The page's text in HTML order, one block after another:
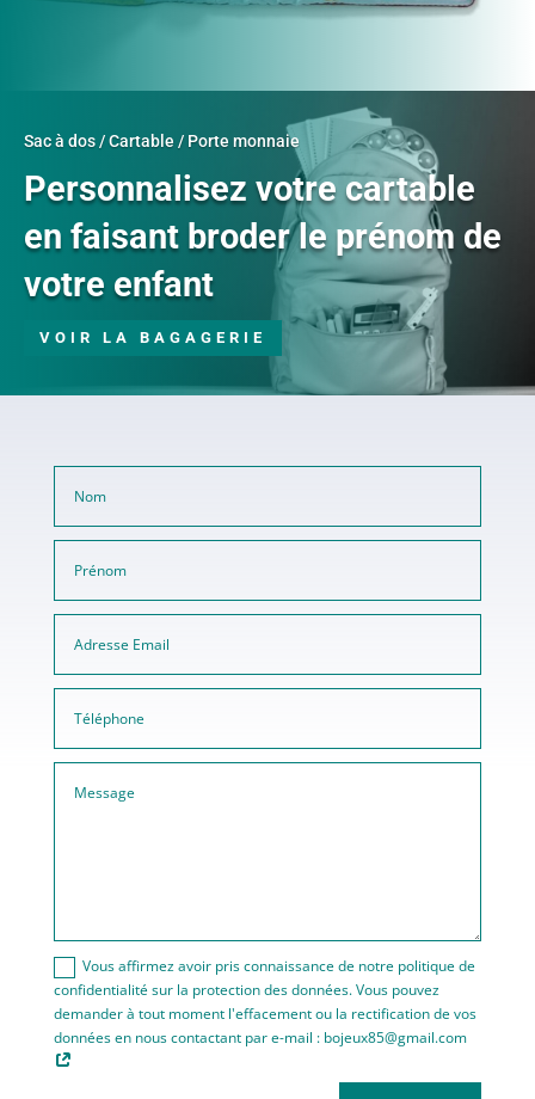
Sac à dos / Cartable / Porte monnaie
Personnalisez votre cartable
en faisant broder le prénom de
votre enfant
VOIR LA BAGAGERIE
Vous affirmez avoir pris connaissance de notre politique de
confidentialité sur la protection des données. Vous pouvez
demander à tout moment l'effacement ou la rectification de vos
données en nous contactant par e-mail : bojeux85@gmail.com